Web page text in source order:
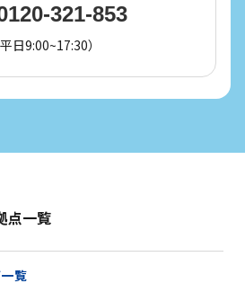
321-853
平日9:00~17:30）
点一覧
覧